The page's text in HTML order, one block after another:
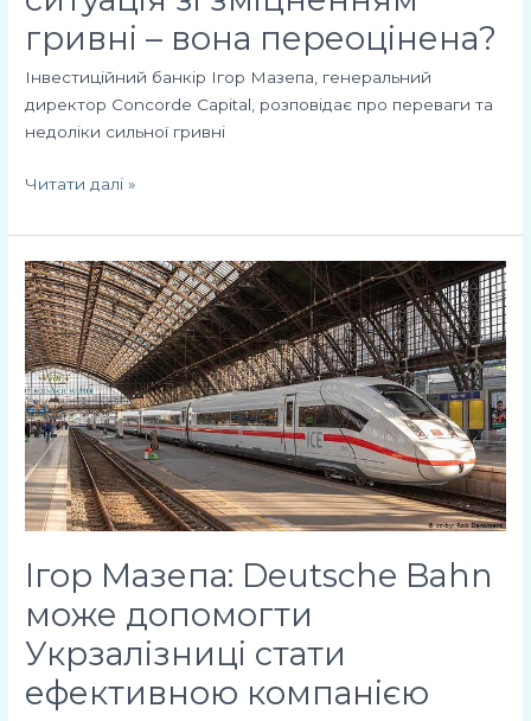
гривні – вона переоцінена?
Інвестиційний банкір Ігор Мазепа, генеральний
директор Concorde Capital, розповідає про переваги та
недоліки сильної гривні
Читати далі »
Ігор Мазепа: Deutsche Bahn
може допомогти
Укрзалізниці стати
ефективною компанією
Ігор
Мазепа:
Deutsche
Bahn
може
допомогти
Укрзалізниці
стати
ефективною
компанією